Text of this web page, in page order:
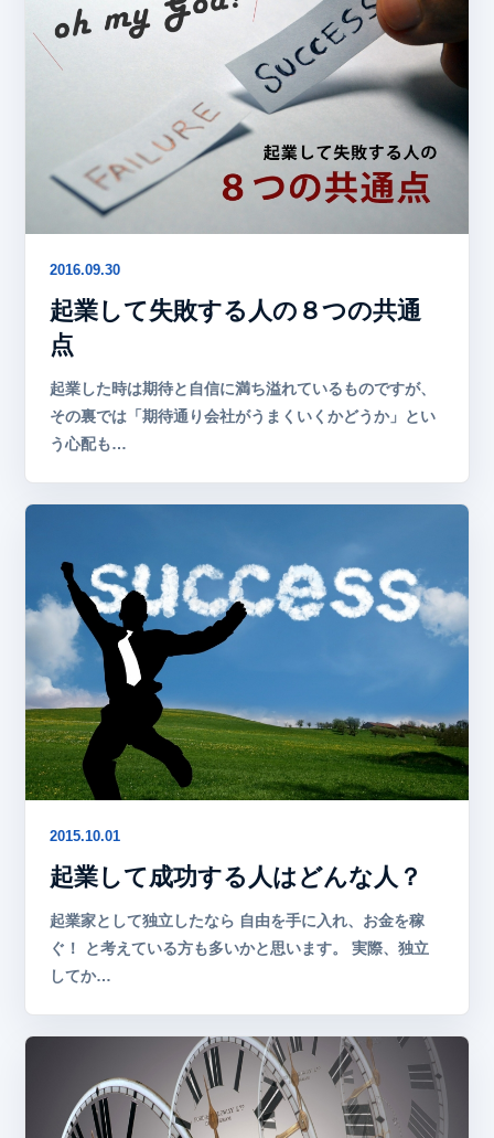
2016.09.30
起業して失敗する人の８つの共通
点
起業した時は期待と自信に満ち溢れているものですが、
その裏では「期待通り会社がうまくいくかどうか」とい
う心配も…
2015.10.01
起業して成功する人はどんな人？
起業家として独立したなら 自由を手に入れ、お金を稼
ぐ！ と考えている方も多いかと思います。 実際、独立
してか…